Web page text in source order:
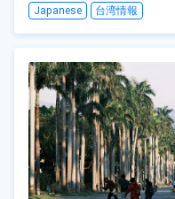
Japanese 台湾情報